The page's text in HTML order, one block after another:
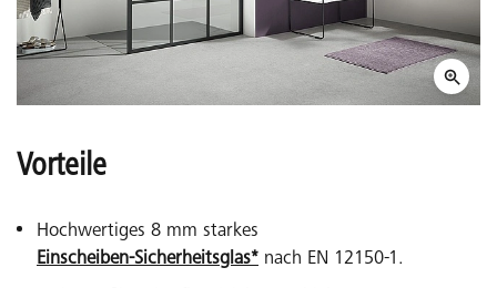
Vorteile
Hochwertiges 8 mm starkes
Einscheiben-Sicherheitsglas* nach EN 12150-1.